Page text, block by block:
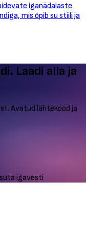
iganädalaste
mis õpib su stiili ja
Laadi alla ja
Avatud lähtekood ja
igavesti